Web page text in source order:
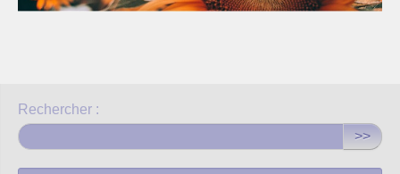
Rechercher :
>>